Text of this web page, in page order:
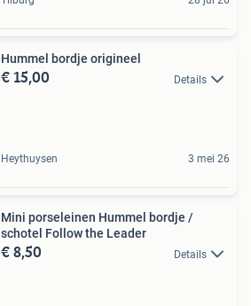
Hummel bordje origineel
€ 15,00 Details
Heythuysen 3 mei 26
Mini porseleinen Hummel bordje /
schotel Follow the Leader
€ 8,50 Details